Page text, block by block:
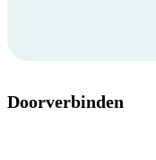
Doorverbinden